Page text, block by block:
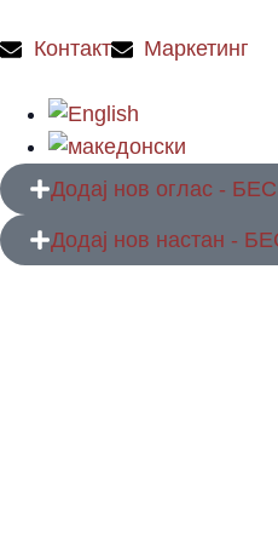
Контакт Маркетинг
Додај нов оглас -
Додај нов настан -